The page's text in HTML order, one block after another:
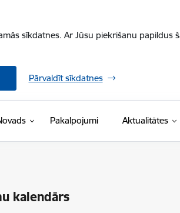
sīkdatnes. Ar Jūsu piekrišanu
Pārvaldīt sīkdatnes
Pakalpojumi Aktualitātes
kalendārs